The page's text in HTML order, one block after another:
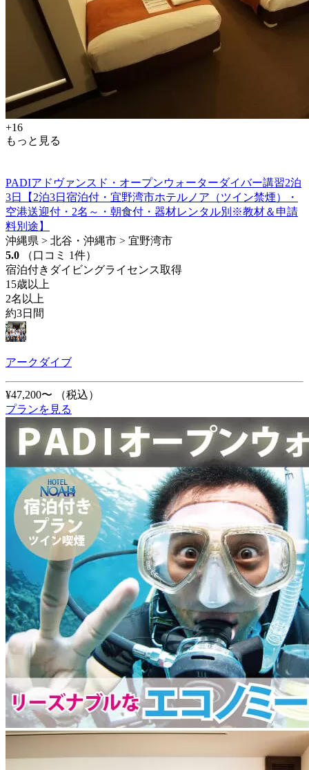
+16
もっと見る
PADIアドヴァンスド・オープンウォーターダイバー講習2泊
3日【2泊3日宿泊付・宜野湾市ホテルノア（ツイン禁煙）・
空港送迎付・2名～・朝食付・器材レンタル別※教材＆申請
料別途】
沖縄県 > 北谷・沖縄市 > 宜野湾市
5.0
（口コミ 1件）
宿泊付きダイビングライセンス取得
15歳以上
2名以上
約3日間
アークダイブ
¥47,200〜
（税込）
プランを見る